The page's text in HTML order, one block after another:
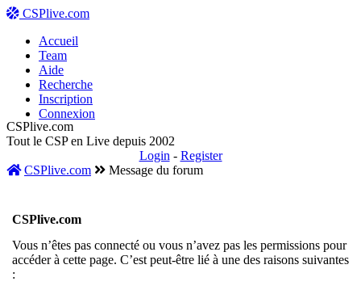
CSPlive.com
Accueil
Team
Aide
Recherche
Inscription
Connexion
CSPlive.com
Tout le CSP en Live depuis 2002
Login - Register
CSPlive.com
Message du forum
CSPlive.com
Vous n’êtes pas connecté ou vous n’avez pas les permissions pour
accéder à cette page. C’est peut-être lié à une des raisons suivantes
: